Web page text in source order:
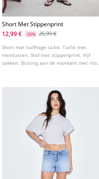
Short Met Stippenprint
12,99 €
-50% 25,99 €
Short met halfhoge taille. Taille met
riemlussen. Stof met stippenprint. Vijf
zakken. Sluiting aan de voorkant met rits